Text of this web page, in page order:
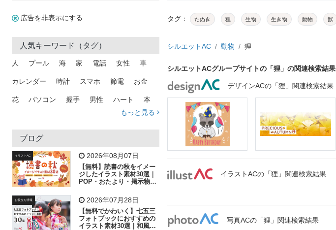
広告を非表示にする
人気キーワード（タグ）
人 プール 海 家 電話 女性 車
カレンダー 時計 スマホ 節電 お金
花 パソコン 握手 男性 ハート 本
トラック 木
吹き出し
飛行機 グラフ ビル 魚 家族 書類
歩く 工場 会社 太陽 キラキラ
子供 作業員 葉 相談 ピクトグラム
もっと見る
ブログ
イラストAC 2026年08月07日
【無料】読書の秋をイメー
ジしたイラスト素材30選｜
POP・おたより・掲示物に
お役立ち情報 2026年07月28日
【無料でかわいく】七五三
フォトブックにおすすめの
イラスト素材30選｜和風の
タグ： たぬき 狸 生物 生き物 動物 獣
シルエットAC 動物 狸
シルエットACグループサイトの「狸」の関連検索結果
デザインACの「狸」関連検索結果
イラストACの「狸」関連検索結果
写真ACの「狸」関連検索結果